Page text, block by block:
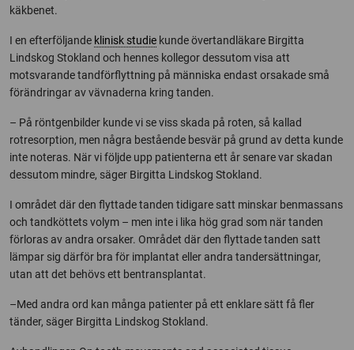
käkbenet.
I en efterföljande klinisk studie kunde övertandläkare Birgitta
Lindskog Stokland och hennes kollegor dessutom visa att
motsvarande tandförflyttning på människa endast orsakade små
förändringar av vävnaderna kring tanden.
– På röntgenbilder kunde vi se viss skada på roten, så kallad
rotresorption, men några bestående besvär på grund av detta kunde
inte noteras. När vi följde upp patienterna ett år senare var skadan
dessutom mindre, säger Birgitta Lindskog Stokland.
I området där den flyttade tanden tidigare satt minskar benmassans
och tandköttets volym – men inte i lika hög grad som när tanden
förloras av andra orsaker. Området där den flyttade tanden satt
lämpar sig därför bra för implantat eller andra tandersättningar,
utan att det behövs ett bentransplantat.
–Med andra ord kan många patienter på ett enklare sätt få fler
tänder, säger Birgitta Lindskog Stokland.